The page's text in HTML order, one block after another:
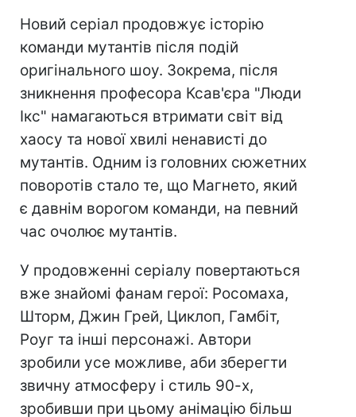
Новий серіал продовжує історію
команди мутантів після подій
оригінального шоу. Зокрема, після
зникнення професора Ксав'єра "Люди
Ікс" намагаються втримати світ від
хаосу та нової хвилі ненависті до
мутантів. Одним із головних сюжетних
поворотів стало те, що Магнето, який
є давнім ворогом команди, на певний
час очолює мутантів.
У продовженні серіалу повертаються
вже знайомі фанам герої: Росомаха,
Шторм, Джин Грей, Циклоп, Гамбіт,
Роуг та інші персонажі. Автори
зробили усе можливе, аби зберегти
звичну атмосферу і стиль 90-х,
зробивши при цьому анімацію більш